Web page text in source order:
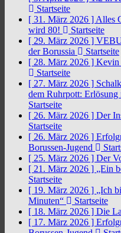
Startseite
[ 31. März 2026 ] Alles
wird 80!
Startseite
[ 29. März 2026 ]
der Borussia
Startseite
[ 28. März 2026 ] Kevin
Startseite
[ 27. März 2026 ]
dem Ruhrpott:
Startseite
[ 26. März 2026 ] Der
Startseite
[ 26. März 2026 ]
Borussen-Jugend
[ 25. März 2026 ] Der
[ 21. März 2026 ] „Ein
Startseite
[ 19. März 2026 ] „Ich
Minuten“
Startseite
[ 18. März 2026 ] Die
[ 17. März 2026 ]